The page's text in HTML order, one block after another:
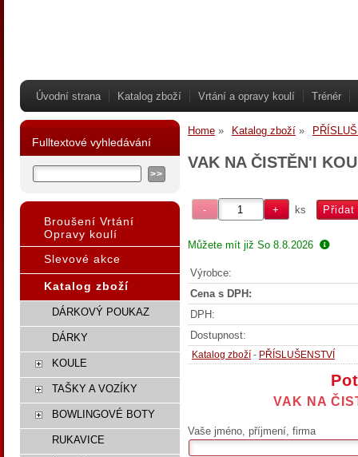
Úvodní strana Katalog zboží Vrtání a opravy koulí Trénér
Home Katalog zboží
VAK NA ČISTĚN'I
ks
Můžete mít již So 8.8.2026
Výrobce:
Cena s DPH:
DPH:
Dostupnost:
Katalog zboží - PŘÍSLUŠENSTVÍ
VAK NA
Vaše jméno, příjmení, firma
Fulltextové vyhledávání
Broušení Vrtání
Opravy koulí
Slevové akce
Katalog zboží
DÁRKOVÝ POUKAZ
DÁRKY
KOULE
TAŠKY A VOZÍKY
BOWLINGOVÉ BOTY
RUKAVICE